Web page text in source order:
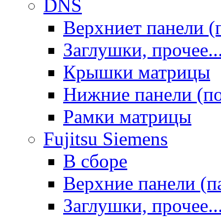
DNS
Верхниет панели
Заглушки,
Крышки матрицы
Нижние панели
Рамки матрицы
Fujitsu Siemens
В сборе
Верхние панели
Заглушки,